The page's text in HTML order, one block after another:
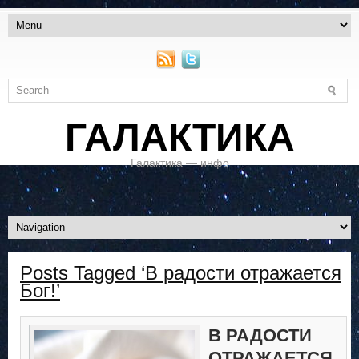
ГАЛАКТИКА
Галактика — инфо
Posts Tagged ‘В радости отражается
Бог!’
В РАДОСТИ